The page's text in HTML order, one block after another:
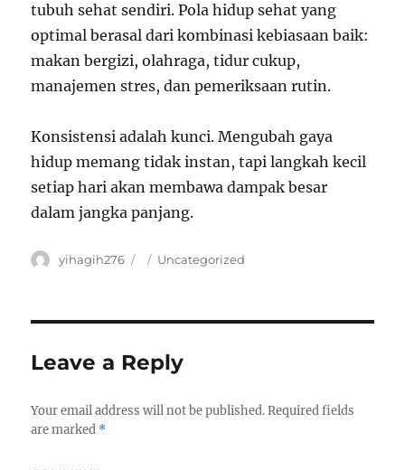
tubuh sehat sendiri. Pola hidup sehat yang
optimal berasal dari kombinasi kebiasaan baik:
makan bergizi, olahraga, tidur cukup,
manajemen stres, dan pemeriksaan rutin.
Konsistensi adalah kunci. Mengubah gaya
hidup memang tidak instan, tapi langkah kecil
setiap hari akan membawa dampak besar
dalam jangka panjang.
Author
yihagih276
Posted
Categories
Uncategorized
Leave a Reply
Your email address will not be published.Required fields
are marked *